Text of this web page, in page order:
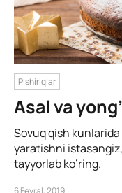
Pishiriqlar
Asal va
Sovuq qish
yaratishni
tayyorlab ko’ring.